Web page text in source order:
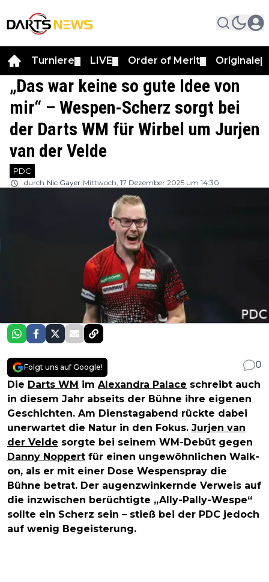
Turniere LIVE Order of Merit Originale
„Das war keine so gute Idee von
mir“ – Wespen-Scherz sorgt bei
der Darts WM für Wirbel um Jurjen
van der Velde
PDC
durch Nic Gayer Mittwoch, 17 Dezember 2025 um 14:30
Folgt uns auf Google!
0
Die Darts WM im Alexandra Palace schreibt auch
in diesem Jahr abseits der Bühne ihre eigenen
Geschichten. Am Dienstagabend rückte dabei
unerwartet die Natur in den Fokus. Jurjen van
der Velde sorgte bei seinem WM-Debüt gegen
Danny Noppert für einen ungewöhnlichen Walk-
on, als er mit einer Dose Wespenspray die
Bühne betrat. Der augenzwinkernde Verweis auf
die inzwischen berüchtigte „Ally-Pally-Wespe“
sollte ein Scherz sein – stieß bei der PDC jedoch
auf wenig Begeisterung.